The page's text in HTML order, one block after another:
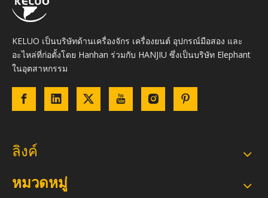
KELUO เป็นบริษัทด้านเครื่องจักร เครื่องยนต์ อุปกรณ์มือสอง และ
อะไหล่ที่ก่อตั้งโดย Hanhan ร่วมกับ HANJIU ซึ่งเป็นบริษัท Elephant
ในอุตสาหกรรม
ลิงค์
หมวดหมู่